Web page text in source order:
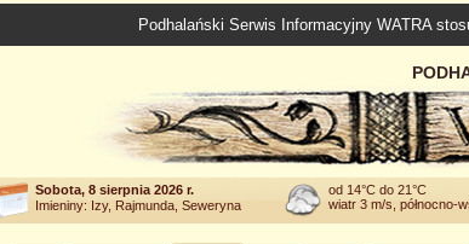
Podhalański Serwis Informacyjny WATRA
Sobota, 8 sierpnia 2026 r.
Imieniny: Izy, Rajmunda, Seweryna
od 14°C do 21°C
wiatr 3 m/s, północno-